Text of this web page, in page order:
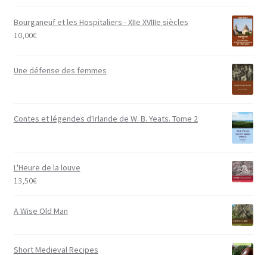
Bourganeuf et les Hospitaliers - XIIe XVIIIe siècles
10,00€
Une défense des femmes
Contes et légendes d'Irlande de W. B. Yeats. Tome 2
L'Heure de la louve
13,50€
A Wise Old Man
Short Medieval Recipes